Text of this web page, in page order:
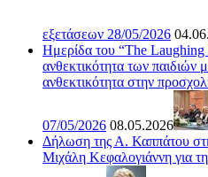
εξετάσεων 28/05/2026
Ημερίδα του “The Laughing
ανθεκτικότητα των
ανθεκτικότητα στην
07/05/2026 08.05.2026
Δήλωση της Α. Καππάτου
Μιχάλη Κεφαλογιάννη για